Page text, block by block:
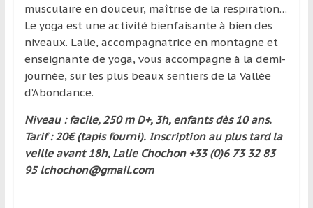
musculaire en douceur, maîtrise de la respiration…
Le yoga est une activité bienfaisante à bien des
niveaux. Lalie, accompagnatrice en montagne et
enseignante de yoga, vous accompagne à la demi-
journée, sur les plus beaux sentiers de la Vallée
d’Abondance.
Niveau : facile, 250 m D+, 3h, enfants dès 10 ans.
Tarif : 20€ (tapis fourni). Inscription au plus tard la
veille avant 18h, Lalie Chochon +33 (0)6 73 32 83
95 lchochon@gmail.com